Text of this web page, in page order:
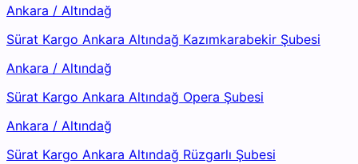
Ankara / Altındağ
Sürat Kargo Ankara Altındağ Kazımkarabekir Şubesi
Ankara / Altındağ
Sürat Kargo Ankara Altındağ Opera Şubesi
Ankara / Altındağ
Sürat Kargo Ankara Altındağ Rüzgarlı Şubesi